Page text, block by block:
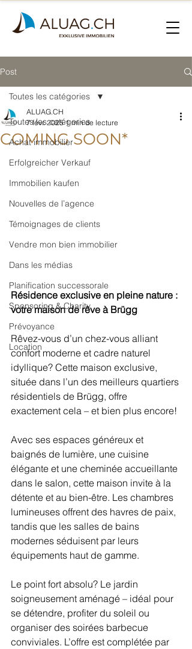
Post
Toutes les catégories
Achat immobilier
Erfolgreicher Verkauf
Immobilien kaufen
Nouvelles de l’agence
Témoignages de clients
Vendre mon bien immobilier
Dans les médias
Planification successorale
Sponsoring & Charity
Prévoyance
Location
Toutes les catégories
COMING SOON*
ALUAG.CH
7 févr. 2025 1 min de lecture
Résidence exclusive en pleine nature :
votre maison de rêve à Brügg
Rêvez-vous d’un chez-vous alliant
confort moderne et cadre naturel
idyllique? Cette maison exclusive,
située dans l’un des meilleurs quartiers
résidentiels de Brügg, offre
exactement cela – et bien plus encore!
Avec ses espaces généreux et
baignés de lumière, une cuisine
élégante et une cheminée accueillante
dans le salon, cette maison invite à la
détente et au bien-être. Les chambres
lumineuses offrent des havres de paix,
tandis que les salles de bains
modernes séduisent par leurs
équipements haut de gamme.
Le point fort absolu? Le jardin
soigneusement aménagé – idéal pour
se détendre, profiter du soleil ou
organiser des soirées barbecue
conviviales. L’offre est complétée par